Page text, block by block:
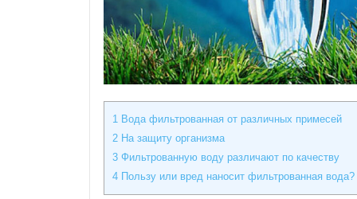
1 Вода фильтрованная от различных примесей
2 На защиту организма
3 Фильтрованную воду различают по качеству
4 Пользу или вред наносит фильтрованная вода?